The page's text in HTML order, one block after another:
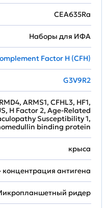
CEA635Ra
Наборы для ИФА
Factor H (CFH)
G3V9R2
ARMS1, CFHL3, HF1,
H Factor 2, Age-Related
Susceptibility 1,
binding protein
крыса
антигена
ридер